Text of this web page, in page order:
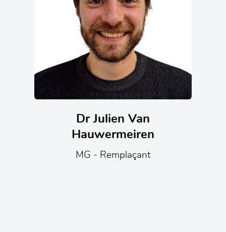
Dr Julien Van
Hauwermeiren
MG - Remplaçant